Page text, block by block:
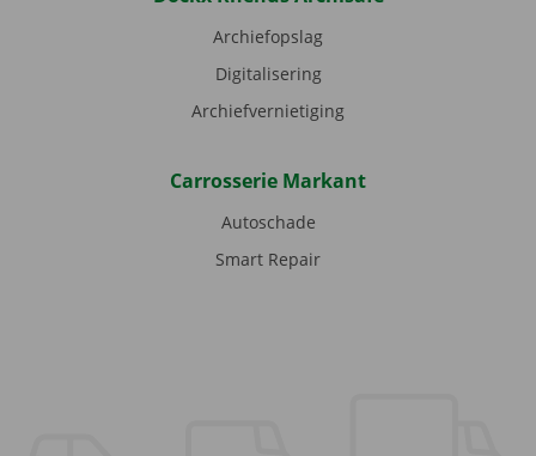
Archiefopslag
Digitalisering
Archiefvernietiging
Carrosserie Markant
Autoschade
Smart Repair